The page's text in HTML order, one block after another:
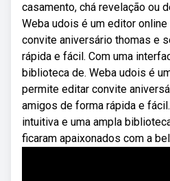
casamento, chá revelação ou
Weba udois é um editor
convite aniversário thomas e
rápida e fácil. Com uma
biblioteca de. Weba udois é
permite editar convite
amigos de forma rápida e
intuitiva e uma ampla
ficaram apaixonados com a